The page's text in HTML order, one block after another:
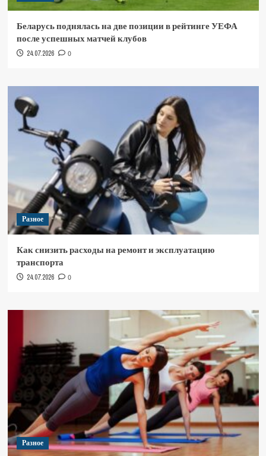
Беларусь поднялась на две позиции в рейтинге УЕФА
после успешных матчей клубов
24.07.2026 0
Разное
Как снизить расходы на ремонт и эксплуатацию
транспорта
24.07.2026 0
Разное